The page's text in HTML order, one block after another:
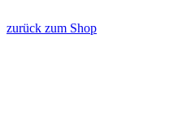
zurück zum Shop